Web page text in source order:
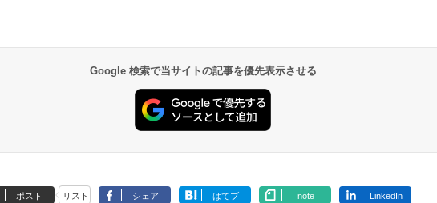
Google 検索で当サイトの記事を優先表示させる
ポスト リスト シェア はてブ note LinkedIn